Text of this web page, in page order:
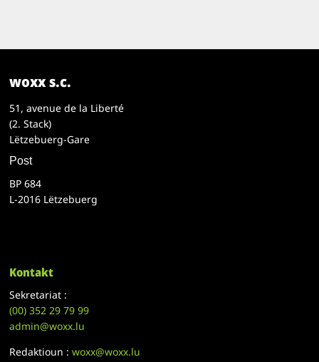
woxx s.c.
51, avenue de la Liberté
(2. Stack)
Lëtzebuerg-Gare
Post
BP 684
L-2016 Lëtzebuerg
Kontakt
Sekretariat :
(00)352 29 79 99
admin@woxx.lu
Redaktioun :woxx@woxx.lu